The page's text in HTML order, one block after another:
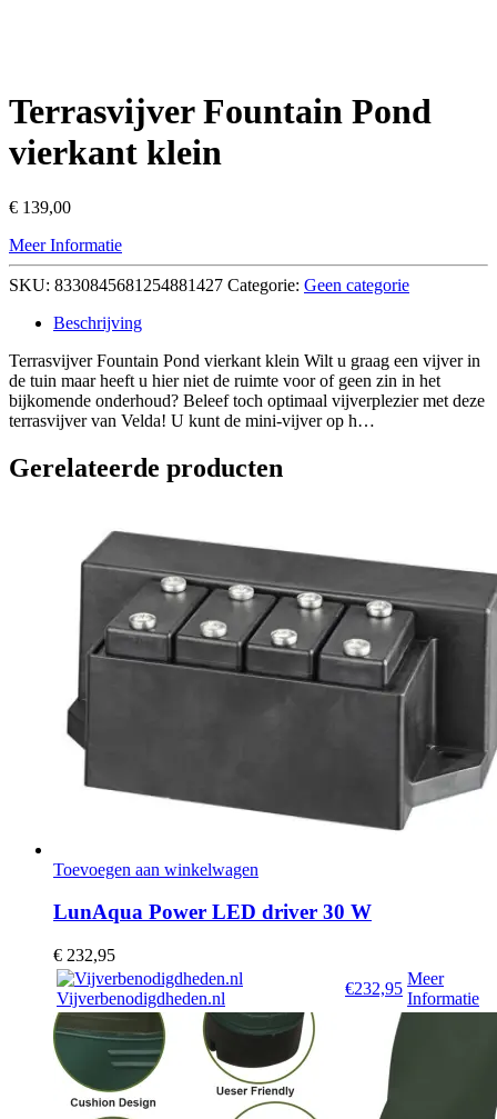
Terrasvijver Fountain Pond
vierkant klein
€ 139,00
Meer Informatie
SKU: 8330845681254881427 Categorie: Geen categorie
Beschrijving
Terrasvijver Fountain Pond vierkant klein Wilt u graag een vijver in
de tuin maar heeft u hier niet de ruimte voor of geen zin in het
bijkomende onderhoud? Beleef toch optimaal vijverplezier met deze
terrasvijver van Velda! U kunt de mini-vijver op h…
Gerelateerde producten
Toevoegen aan winkelwagen
LunAqua Power LED driver 30 W
€ 232,95
Vijverbenodigdheden.nl
€232,95
Meer
Informatie